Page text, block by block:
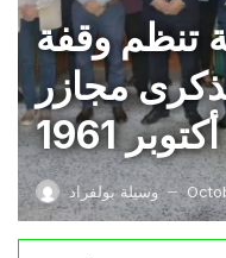
تنظم وقفة
مجازر
وسيلة بولفراد —